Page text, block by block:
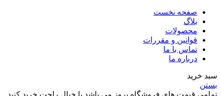
صفحه نخست
بلاگ
محصولات
قوانین و مقررات
تماس با ما
درباره ما
سبد خرید
بستن